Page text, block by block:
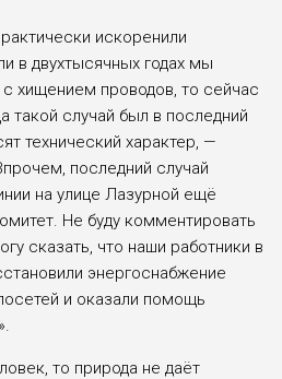
искоре­нили
в двухтысяч­ных годах мы
с хище­нием проводов, то сейчас
такой случай был в последний
технический характер, —
последний случай
на улице Лазурной ещё
Не буду комментировать
сказать, что наши работники в
энергоснабже­ние
и оказали помощь
то природа не даёт